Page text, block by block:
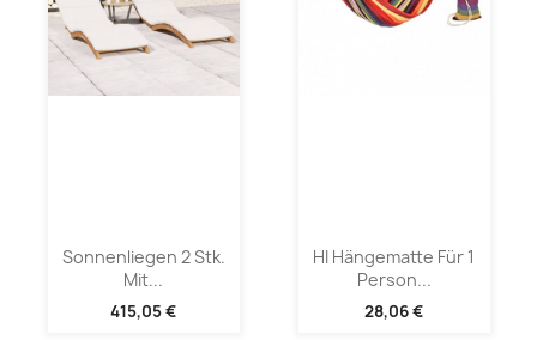
Sonnenliegen 2 Stk.
Mit...
415,05 €
HI Hängematte Für 1
Person...
28,06 €